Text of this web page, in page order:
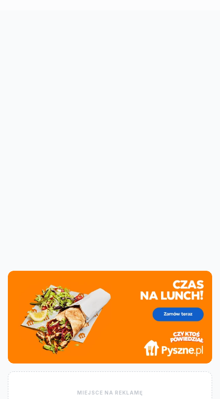
MIEJSCE NA REKLAMĘ